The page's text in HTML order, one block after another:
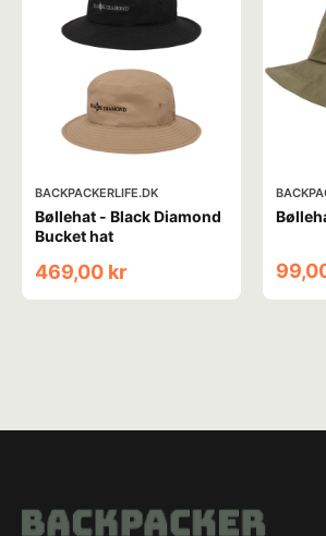
BACKPACKERLIFE.DK
Bøllehat - Black Diamond
Bucket hat
469,00 kr